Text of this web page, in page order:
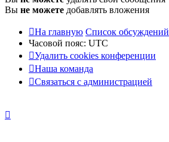
Вы не можете добавлять вложения
На главную Список обсуждений
Часовой пояс: UTC
Удалить cookies конференции
Наша команда
Связаться с администрацией